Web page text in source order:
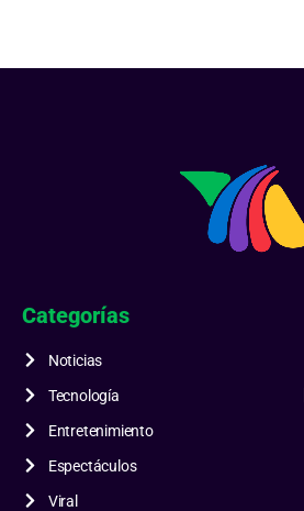
Categorías
Noticias
Tecnología
Entretenimiento
Espectáculos
Viral